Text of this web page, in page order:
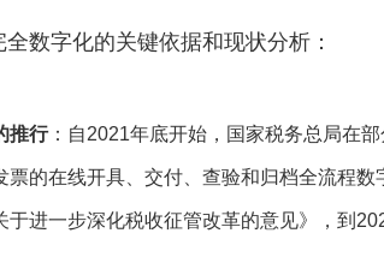
数字化的关键依据和现状分析：
推行：自2021年底开始，国家税务总局在部
的在线开具、交付、查验和归档全流程数
于进一步深化税收征管改革的意见》，到